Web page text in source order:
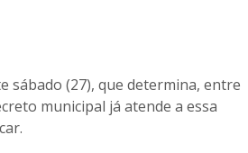
sábado (27), que determina, entre
municipal já atende a essa